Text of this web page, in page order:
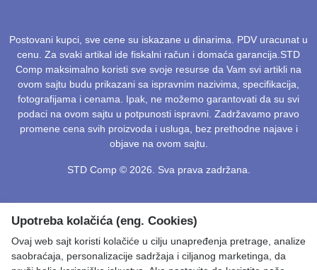
Postovani kupci, sve cene su iskazane u dinarima. PDV uracunat u
cenu. Za svaki artikal ide fiskalni račun i domaća garancija.STD
Comp maksimalno koristi sve svoje resurse da Vam svi artikli na
ovom sajtu budu prikazani sa ispravnim nazivima, specifikacija,
fotografijama i cenama. Ipak, ne možemo garantovati da su svi
podaci na ovom sajtu u potpunosti ispravni. Zadržavamo pravo
promene cena svih proizvoda i usluga, bez prethodne najave i
objave na ovom sajtu.
STD Comp © 2026. Sva prava zadržana.
Upotreba kolačića (eng. Cookies)
Ovaj web sajt koristi kolačiće u cilju unapređenja pretrage, analize
saobraćaja, personalizacije sadržaja i ciljanog marketinga, da